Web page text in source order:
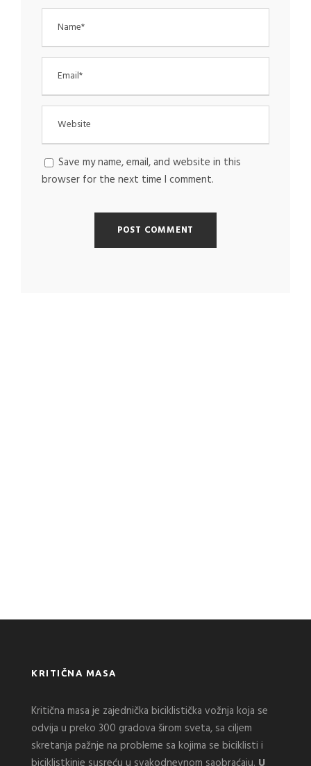
Save my name, email, and website in this
browser for the next time I comment.
KRITIČNA MASA
Kritična masa je zajednička biciklistička vožnja koja se
odvija u preko 300 gradova širom sveta, sa ciljem
skretanja pažnje na probleme sa kojima se biciklisti i